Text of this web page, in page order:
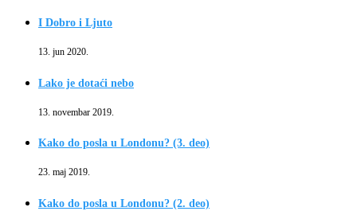
I Dobro i Ljuto
13. jun 2020.
Lako je dotaći nebo
13. novembar 2019.
Kako do posla u Londonu? (3. deo)
23. maj 2019.
Kako do posla u Londonu? (2. deo)